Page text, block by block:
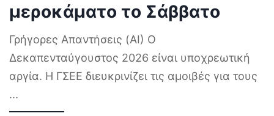
μεροκάματο το Σάββατο
Γρήγορες Απαντήσεις (AI) Ο
Δεκαπενταύγουστος 2026 είναι υποχρεωτική
αργία. Η ΓΣΕΕ διευκρινίζει τις αμοιβές για τους
...